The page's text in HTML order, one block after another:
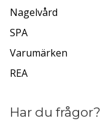
Nagelvård
SPA
Varumärken
REA
Har du frågor?